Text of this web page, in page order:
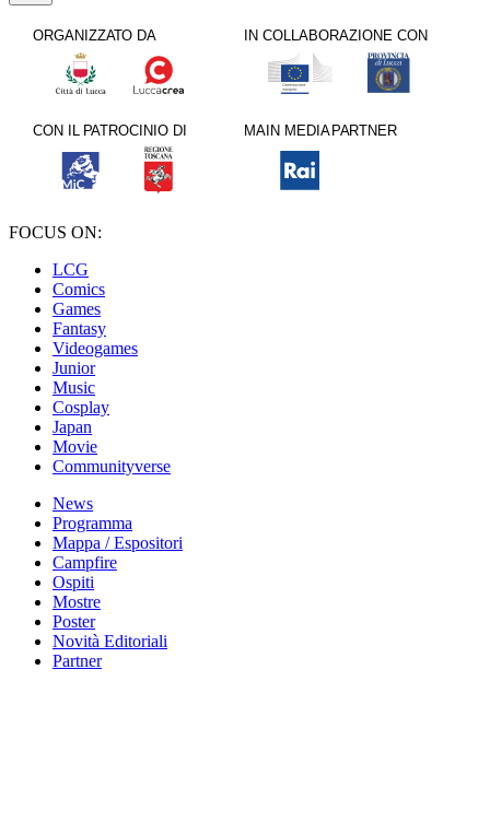
FOCUS ON:
LCG
Comics
Games
Fantasy
Videogames
Junior
Music
Cosplay
Japan
Movie
Communityverse
News
Programma
Mappa / Espositori
Campfire
Ospiti
Mostre
Poster
Novità Editoriali
Partner